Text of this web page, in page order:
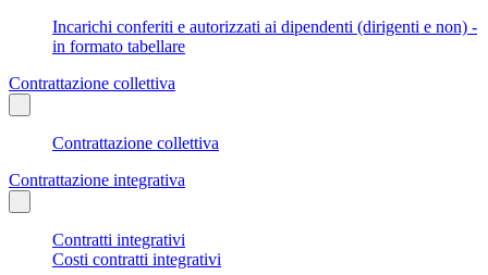
Incarichi conferiti e autorizzati ai dipendenti (dirigenti e non) -
in formato tabellare
Contrattazione collettiva
Contrattazione collettiva
Contrattazione integrativa
Contratti integrativi
Costi contratti integrativi